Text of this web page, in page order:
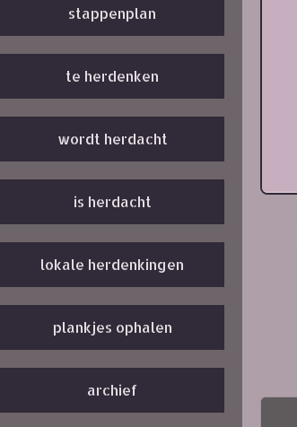
stappenplan
te herdenken
wordt herdacht
is herdacht
lokale herdenkingen
plankjes ophalen
archief